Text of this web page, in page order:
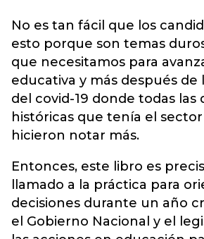
No es tan fácil que los
esto porque son temas
que necesitamos para
educativa y más después de
del covid-19 donde todas las
históricas que tenía el
hicieron notar más.
Entonces, este libro es
llamado a la práctica para
decisiones durante un año
el Gobierno Nacional y el